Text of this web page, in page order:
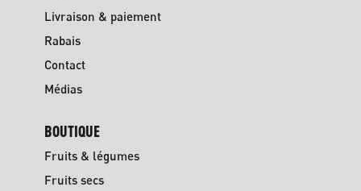
Livraison & paiement
Rabais
Contact
Médias
BOUTIQUE
Fruits & légumes
Fruits secs